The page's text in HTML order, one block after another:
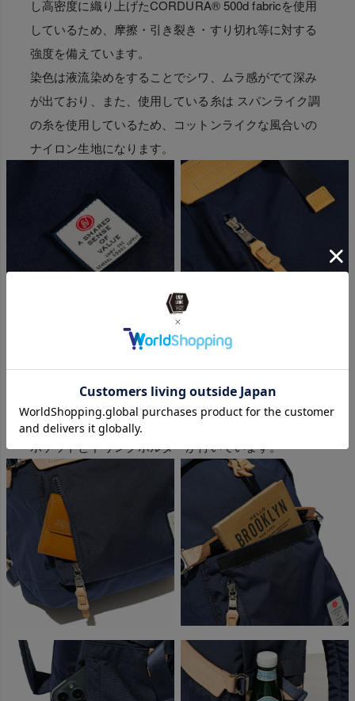
し高密度に織り上げたCORDURA® 500d fabricを使用
しているため、摩擦・引き裂き・すり切れ等に対する
強度を備えています。
染色は液流染めをすることでシワ、ムラ感がでて深み
が出ており、また、使用している糸は スパンライク調
の糸を使用しているため、コットンライクな風合いの
ナイロン生地になります。
機能性抜群ポケット
前面に2つ、内部に2つ(PCスリーブ含む)、サイドにも
ポケットとドリンクホルダーが付いています。